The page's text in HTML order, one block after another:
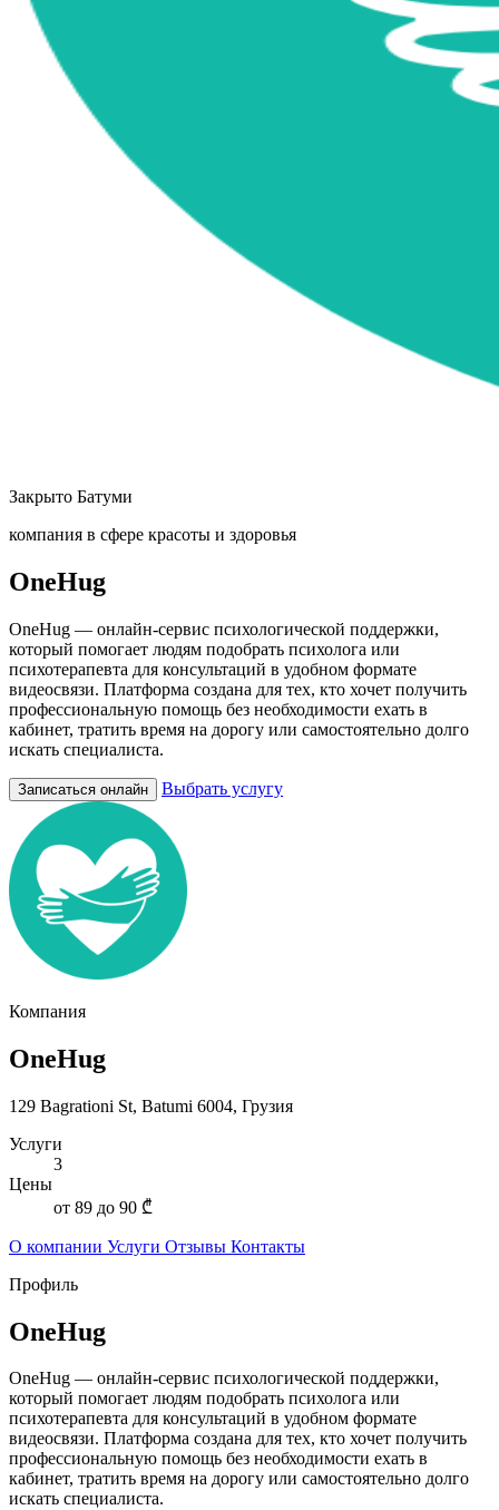
Закрыто Батуми
компания в сфере красоты и здоровья
OneHug
OneHug — онлайн-сервис психологической поддержки,
который помогает людям подобрать психолога или
психотерапевта для консультаций в удобном формате
видеосвязи. Платформа создана для тех, кто хочет получить
профессиональную помощь без необходимости ехать в
кабинет, тратить время на дорогу или самостоятельно долго
искать специалиста.
Записаться онлайн Выбрать услугу
Компания
OneHug
129 Bagrationi St, Batumi 6004, Грузия
Услуги
3
Цены
от 89 до 90 ₾
О компании Услуги Отзывы Контакты
Профиль
OneHug
OneHug — онлайн-сервис психологической поддержки,
который помогает людям подобрать психолога или
психотерапевта для консультаций в удобном формате
видеосвязи. Платформа создана для тех, кто хочет получить
профессиональную помощь без необходимости ехать в
кабинет, тратить время на дорогу или самостоятельно долго
искать специалиста.